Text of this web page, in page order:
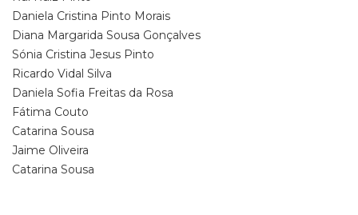
Daniela Cristina Pinto Morais
Diana Margarida Sousa Gonçalves
Sónia Cristina Jesus Pinto
Ricardo Vidal Silva
Daniela Sofia Freitas da Rosa
Fátima Couto
Catarina Sousa
Jaime Oliveira
Catarina Sousa